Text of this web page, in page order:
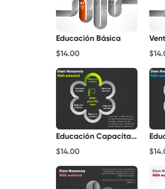
Educación Básica
$14.00
Educación Capacitación
$14.00